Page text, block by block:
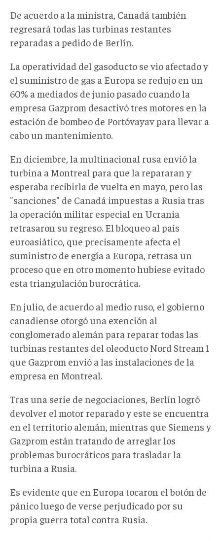
De acuerdo a la ministra, Canadá también
regresará todas las turbinas restantes
reparadas a pedido de Berlín.
La operatividad del gasoducto se vio afectado y
el suministro de gas a Europa se redujo en un
60% a mediados de junio pasado cuando la
empresa Gazprom desactivó tres motores en la
estación de bombeo de Portóvayav para llevar a
cabo un mantenimiento.
En diciembre, la multinacional rusa envió la
turbina a Montreal para que la repararan y
esperaba recibirla de vuelta en mayo, pero las
"sanciones" de Canadá impuestas a Rusia tras
la operación militar especial en Ucrania
retrasaron su regreso. El bloqueo al país
euroasiático, que precisamente afecta el
suministro de energía a Europa, retrasa un
proceso que en otro momento hubiese evitado
esta triangulación burocrática.
En julio, de acuerdo al medio ruso, el gobierno
canadiense otorgó una exención al
conglomerado alemán para reparar todas las
turbinas restantes del oleoducto Nord Stream 1
que Gazprom envió a las instalaciones de la
empresa en Montreal.
Tras una serie de negociaciones, Berlín logró
devolver el motor reparado y este se encuentra
en el territorio alemán, mientras que Siemens y
Gazprom están tratando de arreglar los
problemas burocráticos para trasladar la
turbina a Rusia.
Es evidente que en Europa tocaron el botón de
pánico luego de verse perjudicado por su
propia guerra total contra Rusia.